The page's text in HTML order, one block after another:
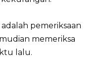
pemeriksaan
memeriksa
lalu.